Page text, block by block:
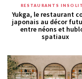
RESTAURANTS
Yukga, le restaurant
japonais au décor
entre néons et
spatiaux